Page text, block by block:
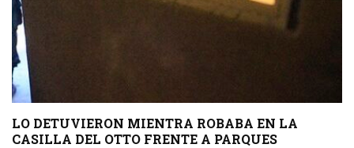
LO DETUVIERON MIENTRA ROBABA EN LA
CASILLA DEL OTTO FRENTE A PARQUES